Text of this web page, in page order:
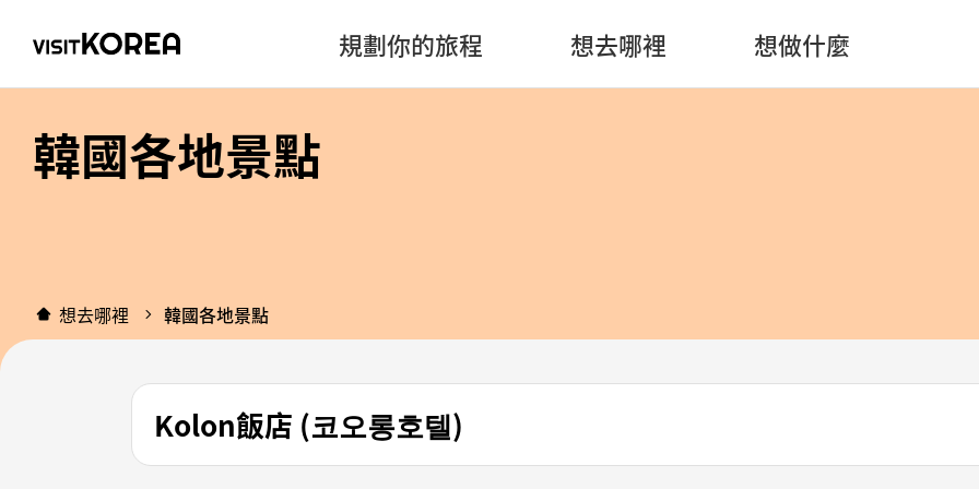
規劃你的旅程 想去哪裡 想做什麼
韓國各地景點
想去哪裡 韓國各地景點
Kolon飯店 (코오롱호텔)